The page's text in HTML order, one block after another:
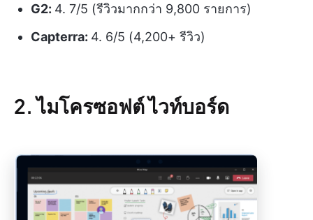
G2: 4. 7/5 (รีวิวมากกว่า 9,800 รายการ)
Capterra: 4. 6/5 (4,200+ รีวิว)
2. ไมโครซอฟต์ ไวท์บอร์ด